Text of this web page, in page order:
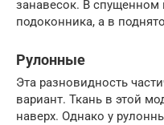
занавесок. В спущенном
подоконника, а в
Рулонные
Эта разновидность
вариант. Ткань в этой
наверх. Однако у